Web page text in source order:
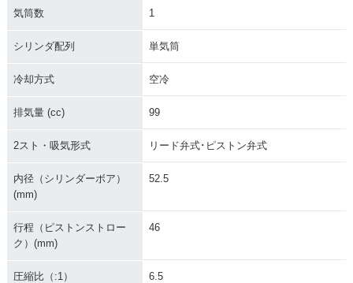
気筒数 1
シリンダ配列 単気筒
冷却方式 空冷
排気量 (cc) 99
2スト・吸気形式 リード弁式･ピストン弁式
内径（シリンダーボア）
(mm)
52.5
行程（ピストンストロー
ク）(mm)
46
圧縮比（:1） 6.5